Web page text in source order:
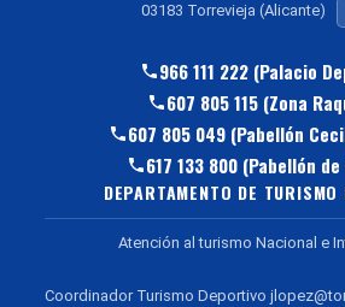
03183 Torrevieja (Alicante)
966 111 222 (Palacio
607 805 115 (Zona
607 805 049 (Pabellón
617 133 800 (Pabellón
DEPARTAMENTO DE TURISMO
Atención al turismo Nacional e
Coordinador Turismo Deportivo